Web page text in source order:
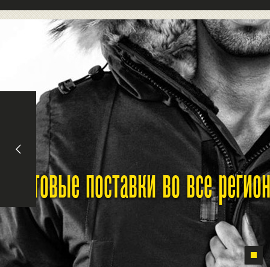
Оптовые поставки во все